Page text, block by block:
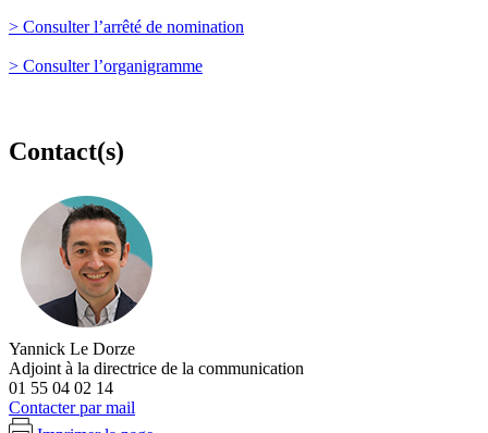
> Consulter l’arrêté de nomination
> Consulter l’organigramme
Contact(s)
Yannick Le Dorze
Adjoint à la directrice de la communication
01 55 04 02 14
Contacter par mail